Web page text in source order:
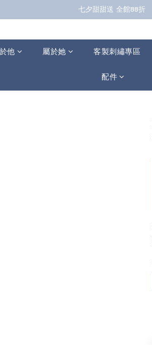
七夕甜甜送 全館88折
七夕甜甜送 全館88折
七夕甜甜送 全館88折
他 屬於她 客製刺繡專區
配件